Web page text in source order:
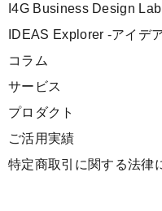
I4G Business Design Lab
IDEAS Explorer -アイデ
コラム
サービス
プロダクト
ご活用実績
特定商取引に関する法律